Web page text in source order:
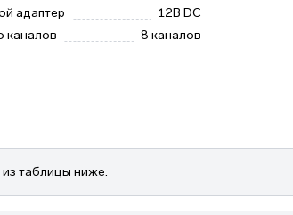
адаптер
12В DC
каналов
8 каналов
таблицы ниже.